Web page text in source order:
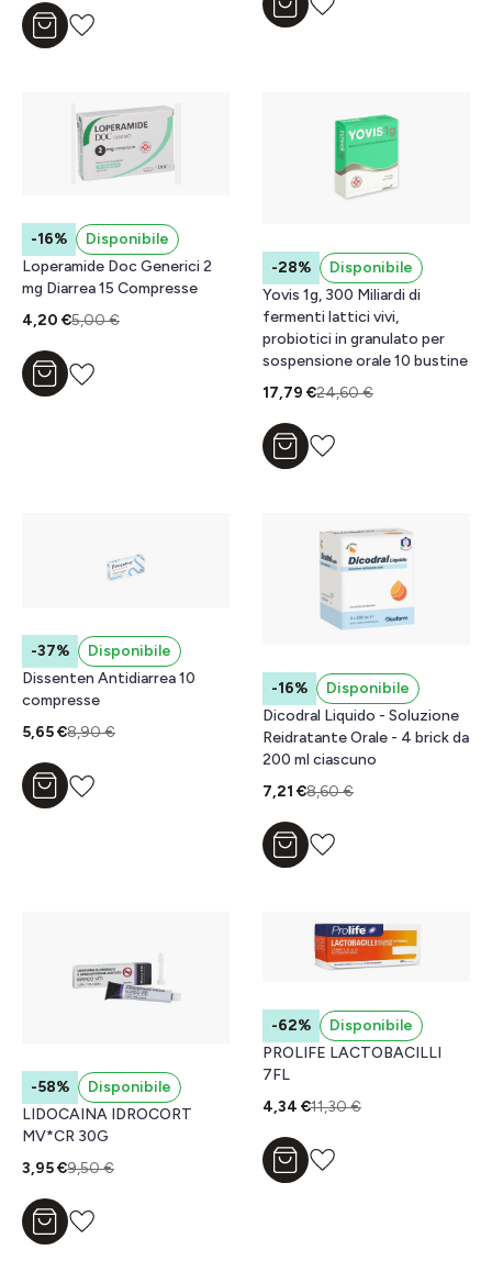
Aggiungi al carrello
Aggiungi al carrello
-16%
Disponibile
Loperamide Doc Generici 2
mg Diarrea 15 Compresse
4,20 €5,00 €
Aggiungi al carrello
-28%
Disponibile
Yovis 1g, 300 Miliardi di
fermenti lattici vivi,
probiotici in granulato per
sospensione orale 10 bustine
17,79 €24,60 €
Aggiungi al carrello
-37%
Disponibile
Dissenten Antidiarrea 10
compresse
5,65 €8,90 €
Aggiungi al carrello
-16%
Disponibile
Dicodral Liquido - Soluzione
Reidratante Orale - 4 brick da
200 ml ciascuno
7,21 €8,60 €
Aggiungi al carrello
-58%
Disponibile
LIDOCAINA IDROCORT
MV*CR 30G
3,95 €9,50 €
Aggiungi al carrello
-62%
Disponibile
PROLIFE LACTOBACILLI
7FL
4,34 €11,30 €
Aggiungi al carrello